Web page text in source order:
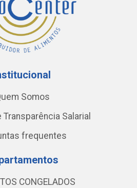
Somos
Transparência Salarial
frequentes
CONGELADOS